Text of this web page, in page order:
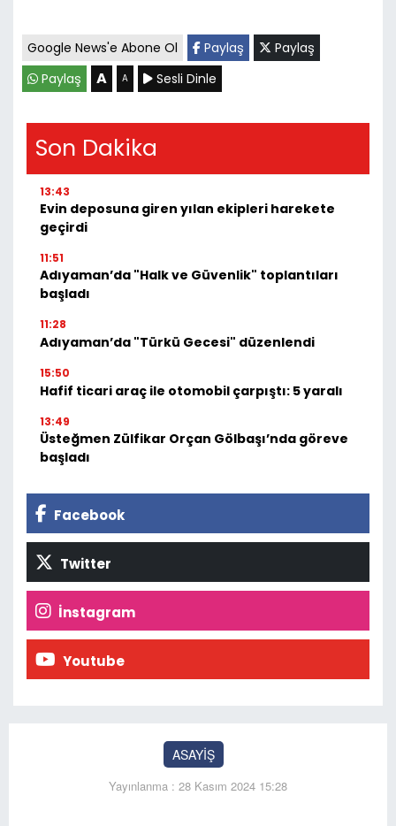
Google News'e Abone Ol Paylaş
Paylaş
Paylaş
A A Sesli Dinle
Son Dakika
13:43
Evin deposuna giren yılan ekipleri harekete
geçirdi
11:51
Adıyaman’da "Halk ve Güvenlik" toplantıları
başladı
11:28
Adıyaman’da "Türkü Gecesi" düzenlendi
15:50
Hafif ticari araç ile otomobil çarpıştı: 5 yaralı
13:49
Üsteğmen Zülfikar Orçan Gölbaşı’nda göreve
başladı
Facebook
Twitter
İnstagram
Youtube
ASAYİŞ
Yayınlanma : 28 Kasım 2024 15:28